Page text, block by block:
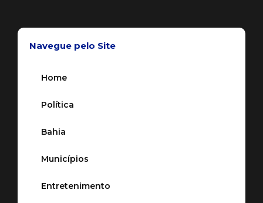
Navegue pelo Site
Home
Política
Bahia
Municípios
Entretenimento